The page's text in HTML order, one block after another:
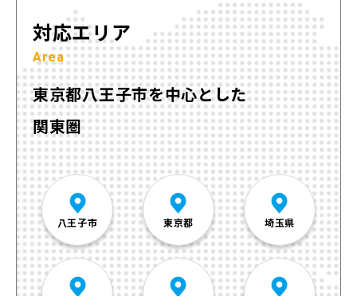
対応エリア
Area
東京都八王子市を中心とした
関東圏
八王子市 東京都 埼玉県